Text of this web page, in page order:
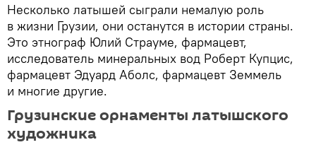
Несколько латышей сыграли немалую роль
в жизни Грузии, они останутся в истории страны.
Это этнограф Юлий Страуме, фармацевт,
исследователь минеральных вод Роберт Купцис,
фармацевт Эдуард Аболс, фармацевт Земмель
и многие другие.
Грузинские орнаменты латышского
художника